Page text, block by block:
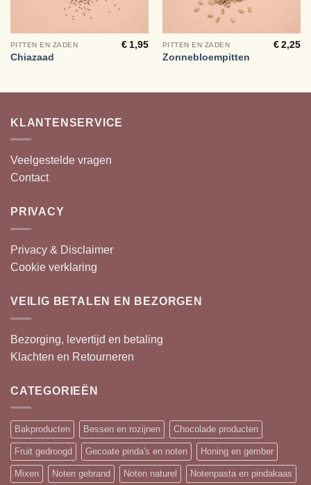
PITTEN EN ZADEN
Chiazaad
€ 1,95 PITTEN EN ZADEN
Zonnebloempitten
€ 2,25
KLANTENSERVICE
Veelgestelde vragen
Contact
PRIVACY
Privacy & Disclaimer
Cookie verklaring
VEILIG BETALEN EN BEZORGEN
Bezorging, levertijd en betaling
Klachten en Retourneren
CATEGORIEËN
Bakproducten Bessen en rozijnen Chocolade producten
Fruit gedroogd Gecoate pinda's en noten Honing en gember
Mixen Noten gebrand Noten naturel Notenpasta en pindakaas